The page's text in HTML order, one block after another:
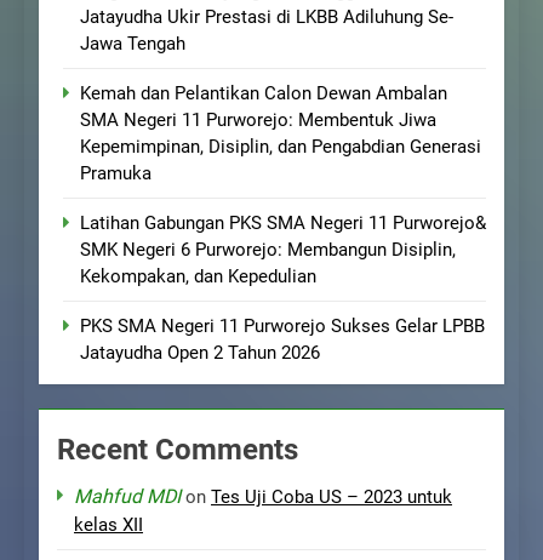
Jatayudha Ukir Prestasi di LKBB Adiluhung Se-
Jawa Tengah
Kemah dan Pelantikan Calon Dewan Ambalan
SMA Negeri 11 Purworejo: Membentuk Jiwa
Kepemimpinan, Disiplin, dan Pengabdian Generasi
Pramuka
Latihan Gabungan PKS SMA Negeri 11 Purworejo&
SMK Negeri 6 Purworejo: Membangun Disiplin,
Kekompakan, dan Kepedulian
PKS SMA Negeri 11 Purworejo Sukses Gelar LPBB
Jatayudha Open 2 Tahun 2026
Recent Comments
Mahfud MDIon Tes Uji Coba US – 2023 untuk
kelas XII